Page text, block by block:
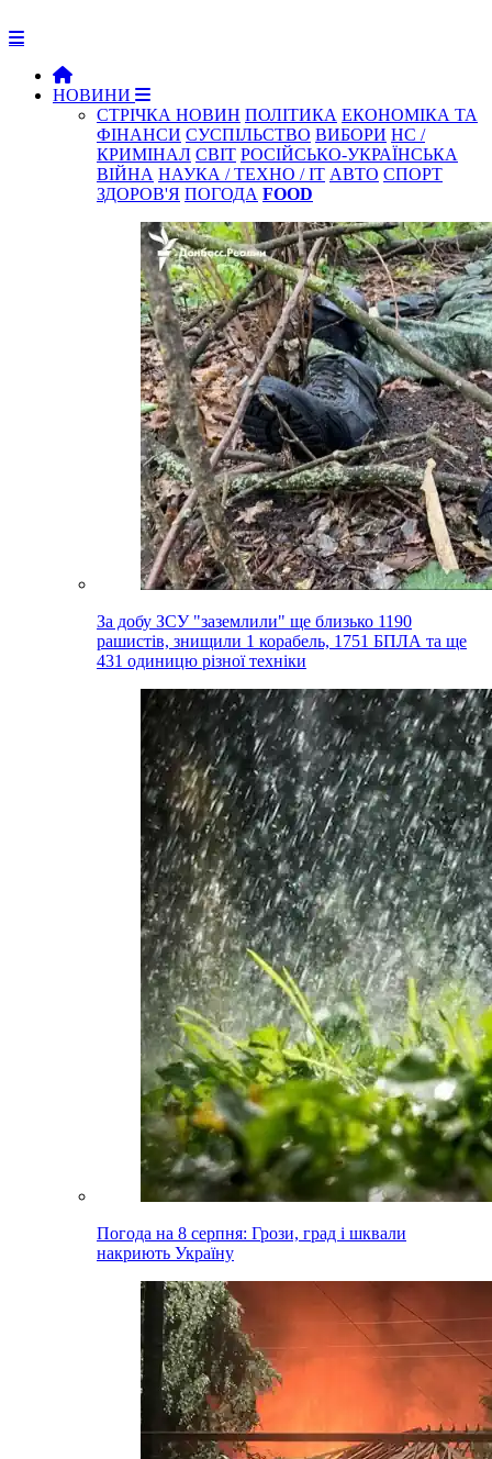
НОВИНИ
СТРІЧКА НОВИН ПОЛІТИКА ЕКОНОМІКА ТА
ФІНАНСИ СУСПІЛЬСТВО ВИБОРИ НС /
КРИМІНАЛ СВІТ РОСІЙСЬКО-УКРАЇНСЬКА
ВІЙНА НАУКА / ТЕХНО / IT АВТО СПОРТ
ЗДОРОВ'Я ПОГОДА FOOD
За добу ЗСУ "заземлили" ще близько 1190
рашистів, знищили 1 корабель, 1751 БПЛА та ще
431 одиницю різної техніки
Погода на 8 серпня: Грози, град і шквали
накриють Україну